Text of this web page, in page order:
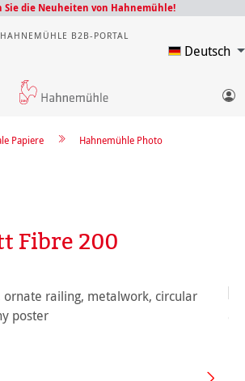
Sie die Neuheiten von Hahnemühle!
HAHNEMÜHLE B2B-PORTAL
Deutsch
Hahnemühle Photo
Papiere
Fibre 200